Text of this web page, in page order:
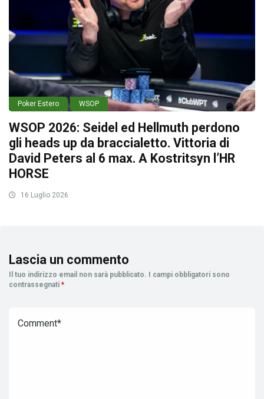
Poker Estero WSOP
WSOP 2026: Seidel ed Hellmuth perdono
gli heads up da braccialetto. Vittoria di
David Peters al 6 max. A Kostritsyn l’HR
HORSE
16 Luglio 2026
Lascia un commento
Il tuo indirizzo email non sarà pubblicato. I campi obbligatori sono
contrassegnati *